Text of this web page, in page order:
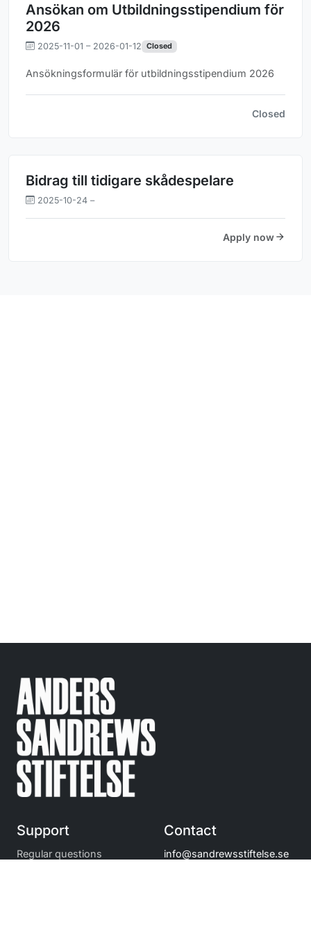
Ansökan om Utbildningsstipendium för
2026
2025-11-01 – 2026-01-12 Closed
Ansökningsformulär för utbildningsstipendium 2026
Closed
Bidrag till tidigare skådespelare
2025-10-24 –
Apply now
Support
Regular questions
Contact
info@sandrewsstiftelse.se